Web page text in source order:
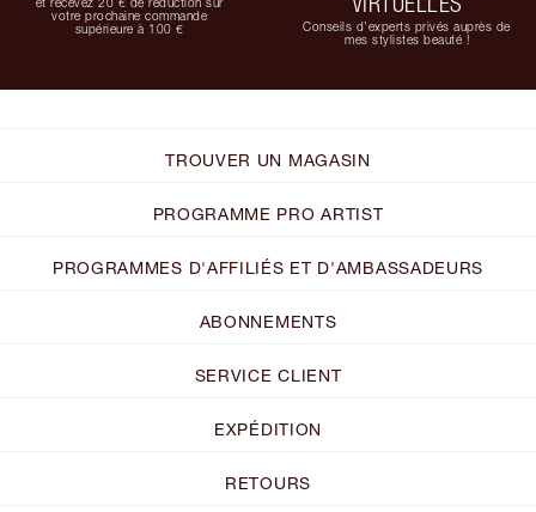
votre prochaine commande
supérieure à 100 €
Conseils d'experts privés auprès de
mes stylistes beauté !
TROUVER UN MAGASIN
PROGRAMME PRO ARTIST
PROGRAMMES D'AFFILIÉS ET D'AMBASSADEURS
ABONNEMENTS
SERVICE CLIENT
EXPÉDITION
RETOURS